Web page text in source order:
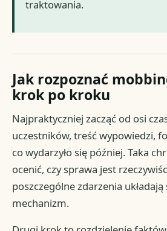
traktowania.
Jak rozpoznać
krok po kroku
Najpraktyczniej zacząć od osi
uczestników, treść wypowiedzi,
co wydarzyło się później. Taka
ocenić, czy sprawa jest
poszczególne zdarzenia
mechanizm.